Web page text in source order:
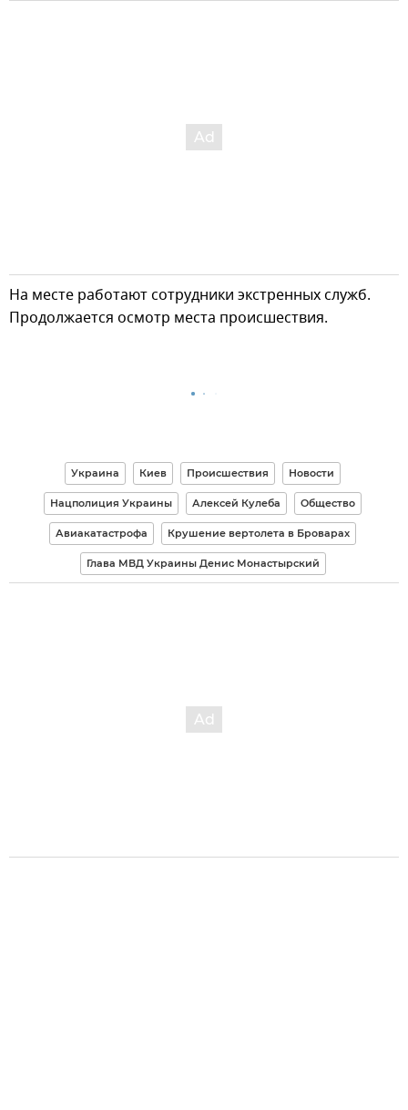
На месте работают сотрудники экстренных служб.
Продолжается осмотр места происшествия.
Украина Киев Происшествия Новости
Нацполиция Украины Алексей Кулеба Общество
Авиакатастрофа Крушение вертолета в Броварах
Глава МВД Украины Денис Монастырский